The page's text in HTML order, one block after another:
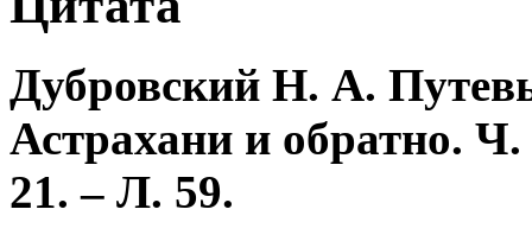
Дубровский Н. А.
Астрахани и обратно.
21. – Л. 59.